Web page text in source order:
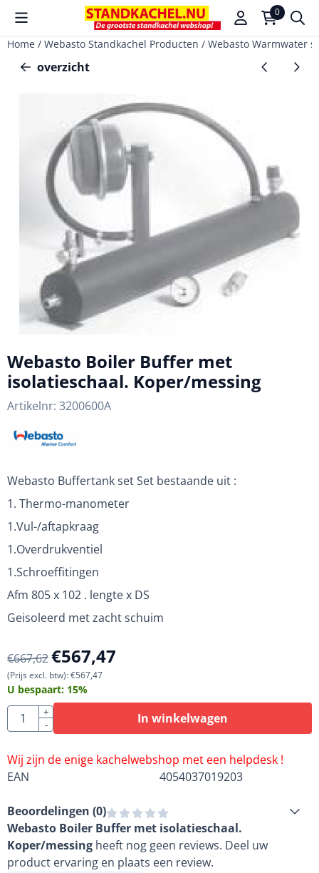
Cookievoorkeuren zijn beschikbaar. Kies instellingen of sta
0
Home / Webasto Standkachel Producten / Webasto Warmwater
overzicht
Webasto Boiler Buffer met
isolatieschaal. Koper/messing
Artikelnr: 3200600A
Webasto Buffertank set Set bestaande uit :
1. Thermo-manometer
1.Vul-/aftapkraag
1.Overdrukventiel
1.Schroeffitingen
Afm 805 x 102 . lengte x DS
Geisoleerd met zacht schuim
€667,62€567,47
(Prijs excl. btw):€567,47
U bespaart: 15%
Aantal
+
-
In winkelwagen
Wij zijn de enige kachelwebshop met een helpdesk !
EAN
4054037019203
Beoordelingen (0)
Webasto Boiler Buffer met isolatieschaal.
Koper/messing heeft nog geen reviews. Deel uw
product ervaring en plaats een review.